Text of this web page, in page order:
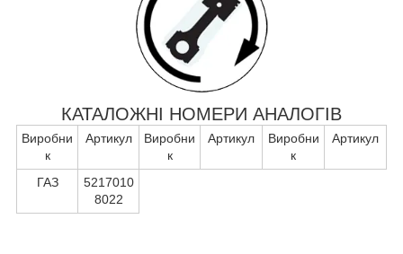
КАТАЛОЖНІ НОМЕРИ АНАЛОГІВ
Виробни
к
Артикул
Виробни
к
Артикул
Виробни
к
Артикул
ГАЗ
5217010
8022